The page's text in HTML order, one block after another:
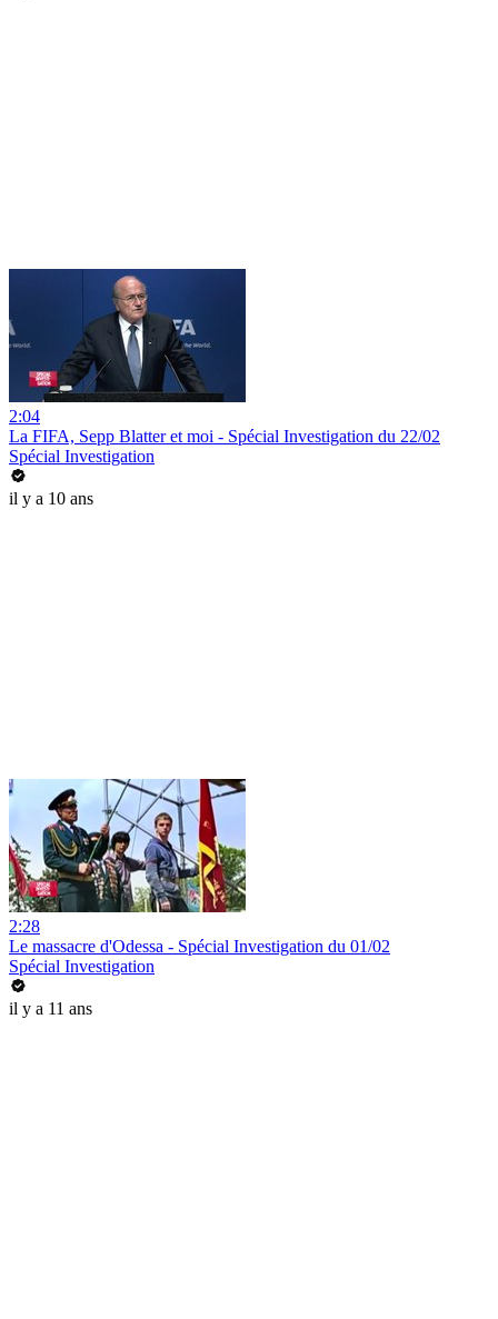
2:04
La FIFA, Sepp Blatter et moi - Spécial Investigation du 22/02
Spécial Investigation
il y a 10 ans
2:28
Le massacre d'Odessa - Spécial Investigation du 01/02
Spécial Investigation
il y a 11 ans